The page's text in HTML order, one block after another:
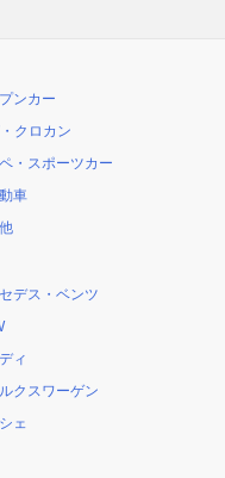
ンカー
クロカン
・スポーツカー
車
デス・ベンツ
ィ
クスワーゲン
ェ